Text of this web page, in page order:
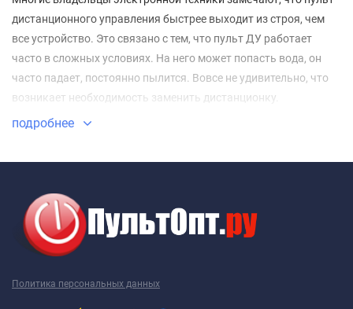
дистанционного управления быстрее выходит из строя, чем
все устройство. Это связано с тем, что пульт ДУ работает
часто в сложных условиях. На него может попасть вода, он
часто падает, постоянно пылится. Вовсе не удивительно, что
возникает необходимость заменить дистанционку.
Пульт для приставки Атлант Телеком
часто требуется новый Пульт для приставки Атлант Телеком
именно этой марки. Перед тем как купить Пульт для
приставки Атлант Телеком, необходимо точно выяснить
модель своей техники. Дело в том, что почти каждый пульт ДУ
выборе, вы получите просто красивое устройство, которое не
подробнее
Политика персональных данных